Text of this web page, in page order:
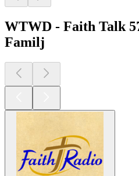
WTWD - Faith Talk
Familj